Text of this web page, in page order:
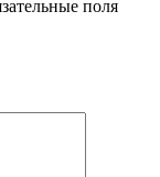
поля